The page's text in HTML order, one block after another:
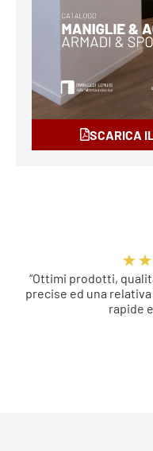
SCARICA
“Ottimi prodotti,
precise ed una
rapide